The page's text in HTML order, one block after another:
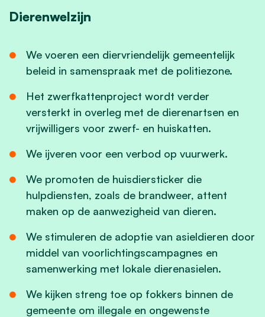
Dierenwelzijn
We voeren een diervriendelijk gemeentelijk
beleid in samenspraak met de politiezone.
Het zwerfkattenproject wordt verder
versterkt in overleg met de dierenartsen en
vrijwilligers voor zwerf- en huiskatten.
We ijveren voor een verbod op vuurwerk.
We promoten de huisdiersticker die
hulpdiensten, zoals de brandweer, attent
maken op de aanwezigheid van dieren.
We stimuleren de adoptie van asieldieren door
middel van voorlichtingscampagnes en
samenwerking met lokale dierenasielen.
We kijken streng toe op fokkers binnen de
gemeente om illegale en ongewenste